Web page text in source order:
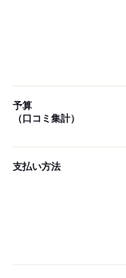
予算
（口コミ集計）
支払い方法